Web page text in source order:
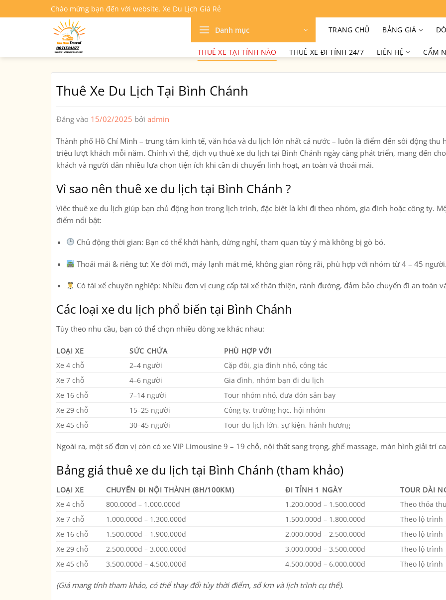
qua
Chào mừng bạn đến với website. Xe Du Lịch Giá Rẻ
Danh mục TRANG CHỦ BẢNG GIÁ
THUÊ XE TẠI TỈNH NÀO THUÊ XE ĐI TỈNH 24/7 LIÊN HỆ CẨM
Thuê Xe Du Lịch Tại Bình Chánh
Đăng vào 15/02/2025 bởi admin
Thành phố Hồ Chí Minh – trung tâm kinh tế, văn hóa và du lịch lớn nhất cả nước – luôn là điểm đến sôi động thu
triệu lượt khách mỗi năm. Chính vì thế, dịch vụ thuê xe du lịch tại Bình Chánh ngày càng phát triển, mang đến
khách và người dân nhiều lựa chọn tiện ích khi cần di chuyển linh hoạt, an toàn và thoải mái.
Vì sao nên thuê xe du lịch tại Bình Chánh ?
Việc thuê xe du lịch giúp bạn chủ động hơn trong lịch trình, đặc biệt là khi đi theo nhóm, gia đình hoặc công ty.
điểm nổi bật:
Chủ động thời gian: Bạn có thể khởi hành, dừng nghỉ, tham quan tùy ý mà không bị gò bó.
Thoải mái & riêng tư: Xe đời mới, máy lạnh mát mẻ, không gian rộng rãi, phù hợp với nhóm từ 4 – 45 người.
Có tài xế chuyên nghiệp: Nhiều đơn vị cung cấp tài xế thân thiện, rành đường, đảm bảo chuyến đi an toàn
Các loại xe du lịch phổ biến tại Bình Chánh
Tùy theo nhu cầu, bạn có thể chọn nhiều dòng xe khác nhau:
LOẠI XE SỨC CHỨA
PHÙ HỢP VỚI
Xe 4 chỗ
2–4 người
Cặp đôi, gia đình nhỏ, công tác
Xe 7 chỗ
4–6 người
Gia đình, nhóm bạn đi du lịch
Xe 16 chỗ
7–14 người
Tour nhóm nhỏ, đưa đón sân bay
Xe 29 chỗ
15–25 người
Công ty, trường học, hội nhóm
Xe 45 chỗ
30–45 người Tour du lịch lớn, sự kiện, hành hương
Ngoài ra, một số đơn vị còn có xe VIP Limousine 9 – 19 chỗ, nội thất sang trọng, ghế massage, màn hình giải trí
Bảng giá thuê xe du lịch tại Bình Chánh (tham khảo)
LOẠI XE CHUYẾN ĐI NỘI THÀNH (8H/100KM) ĐI TỈNH 1 NGÀY
TOUR DÀI
Xe 4 chỗ
800.000đ – 1.000.000đ 1.200.000đ – 1.500.000đ
Theo thỏa
Xe 7 chỗ
1.000.000đ – 1.300.000đ 1.500.000đ – 1.800.000đ
Theo lộ trình
Xe 16 chỗ
1.500.000đ – 1.900.000đ 2.000.000đ – 2.500.000đ
Theo lộ trình
Xe 29 chỗ
2.500.000đ – 3.000.000đ 3.000.000đ – 3.500.000đ
Theo lộ trình
Xe 45 chỗ
3.500.000đ – 4.500.000đ 4.500.000đ – 6.000.000đ Theo lộ trình
(Giá mang tính tham khảo, có thể thay đổi tùy thời điểm, số km và lịch trình cụ thể).